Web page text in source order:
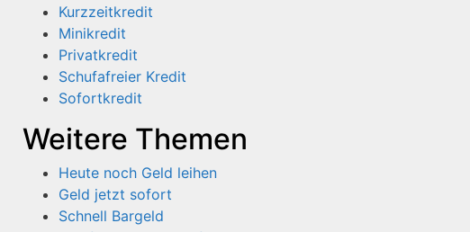
Kurzzeitkredit
Minikredit
Privatkredit
Schufafreier Kredit
Sofortkredit
Weitere Themen
Heute noch Geld leihen
Geld jetzt sofort
Schnell Bargeld